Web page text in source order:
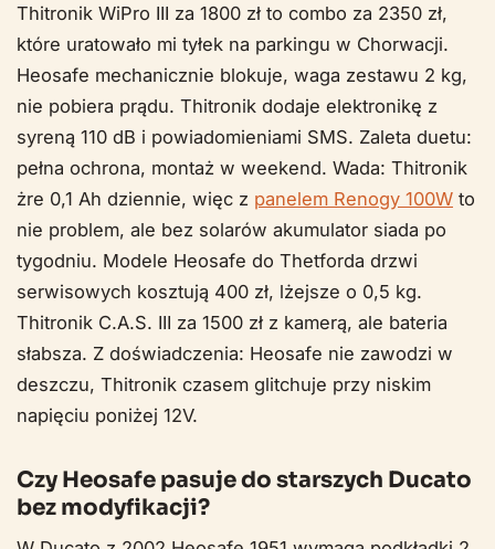
Thitronik WiPro III za 1800 zł to combo za 2350 zł,
które uratowało mi tyłek na parkingu w Chorwacji.
Heosafe mechanicznie blokuje, waga zestawu 2 kg,
nie pobiera prądu. Thitronik dodaje elektronikę z
syreną 110 dB i powiadomieniami SMS. Zaleta duetu:
pełna ochrona, montaż w weekend. Wada: Thitronik
żre 0,1 Ah dziennie, więc z panelem Renogy 100W to
nie problem, ale bez solarów akumulator siada po
tygodniu. Modele Heosafe do Thetforda drzwi
serwisowych kosztują 400 zł, lżejsze o 0,5 kg.
Thitronik C.A.S. III za 1500 zł z kamerą, ale bateria
słabsza. Z doświadczenia: Heosafe nie zawodzi w
deszczu, Thitronik czasem glitchuje przy niskim
napięciu poniżej 12V.
Czy Heosafe pasuje do starszych Ducato
bez modyfikacji?